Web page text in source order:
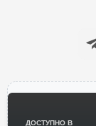
ДОСТУПНО В